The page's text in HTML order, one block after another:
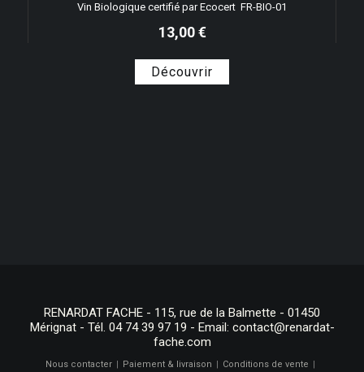
Vin Biologique certifié par Ecocert FR-BIO-01
13,00 €
Découvrir
RENARDAT FACHE - 115, rue de la Balmette - 01450
Mérignat - Tél. 04 74 39 97 19 - Email: contact@renardat-
fache.com
Nous contacter Paiement & livraison Conditions de vente